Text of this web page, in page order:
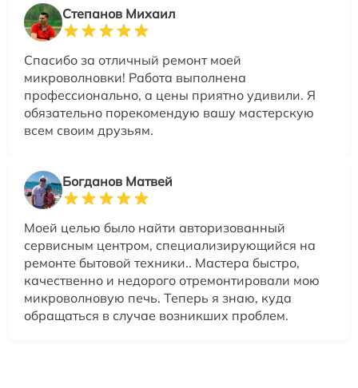
Степанов Михаил
Спасибо за отличный ремонт моей
микроволновки! Работа выполнена
профессионально, а цены приятно удивили. Я
обязательно порекомендую вашу мастерскую
всем своим друзьям.
Богданов Матвей
Моей целью было найти авторизованный
сервисным центром, специализирующийся на
ремонте бытовой техники.. Мастера быстро,
качественно и недорого отремонтировали мою
микроволновую печь. Теперь я знаю, куда
обращаться в случае возникших проблем.